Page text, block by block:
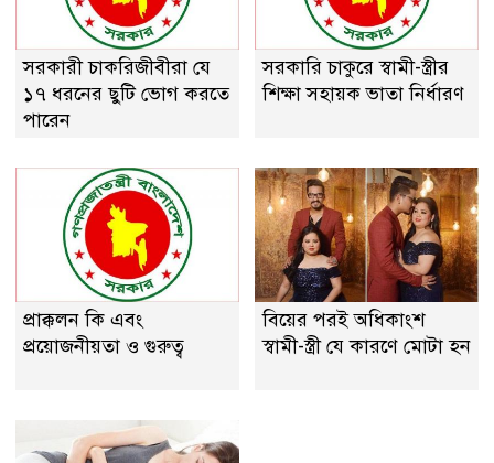
সরকারী চাকরিজীবীরা যে
১৭ ধরনের ছুটি ভোগ করতে
পারেন
সরকারি চাকুরে স্বামী-স্ত্রীর
শিক্ষা সহায়ক ভাতা নির্ধারণ
প্রাক্কলন কি এবং
প্রয়ােজনীয়তা ও গুরুত্ব
বিয়ের পরই অধিকাংশ
স্বামী-স্ত্রী যে কারণে মোটা হন